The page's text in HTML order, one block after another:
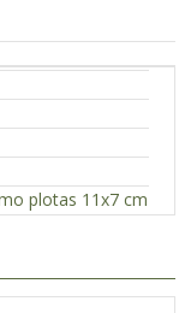
plotas 11x7 cm